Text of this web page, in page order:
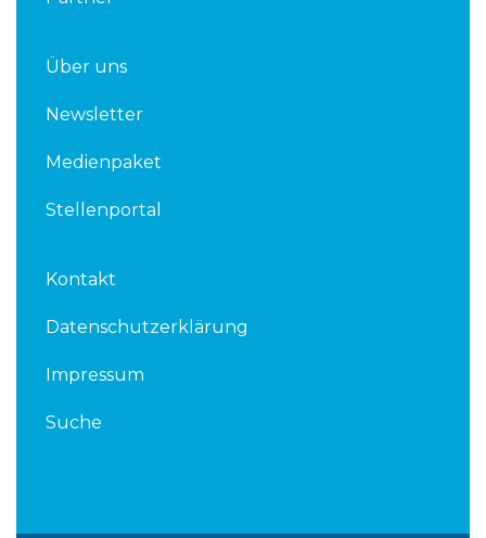
Über uns
Newsletter
Medienpaket
Stellenportal
Kontakt
Datenschutzerklärung
Impressum
Suche